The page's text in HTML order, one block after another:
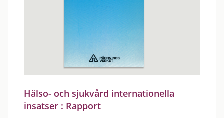
Hälso- och sjukvård internationella
insatser : Rapport